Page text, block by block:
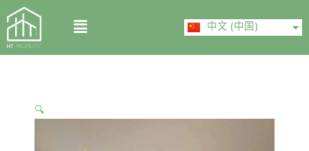
Skip
to
content
Menu 中文 (中国)
English
🔍